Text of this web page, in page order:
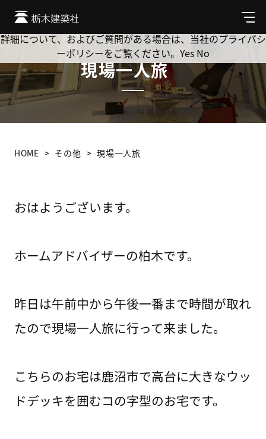
メ
ニ
ュ
現場一人旅
HOME その他 現場一人旅
おはようございます。
ホームアドバイザーの柏木です。
昨日は午前中から午後一番まで時間が取れ
たので現場一人旅に行って来ました。
こちらのお宅は鹿沼市で高台に大きなウッ
ドデッキを囲むコの字型のお宅です。
Cookie を使用して、お客様の活動を追跡してもよろしいです
か? 当社ではお客様のプライバシーを極めて重視しています。
詳細について、およびご質問がある場合は、当社のプライバシ
ーポリシーをご覧ください。 Yes No